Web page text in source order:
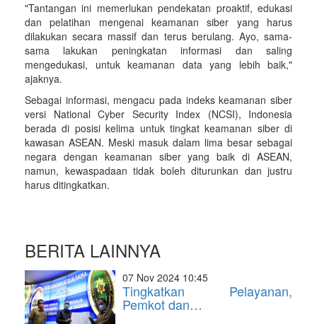
"Tantangan ini memerlukan pendekatan proaktif, edukasi
dan pelatihan mengenai keamanan siber yang harus
dilakukan secara massif dan terus berulang. Ayo, sama-
sama lakukan peningkatan informasi dan saling
mengedukasi, untuk keamanan data yang lebih baik,"
ajaknya.
Sebagai informasi, mengacu pada indeks keamanan siber
versi National Cyber Security Index (NCSI), Indonesia
berada di posisi kelima untuk tingkat keamanan siber di
kawasan ASEAN. Meski masuk dalam lima besar sebagai
negara dengan keamanan siber yang baik di ASEAN,
namun, kewaspadaan tidak boleh diturunkan dan justru
harus ditingkatkan.
BERITA LAINNYA
07 Nov 2024 10:45
Tingkatkan Pelayanan,
Pemkot dan…